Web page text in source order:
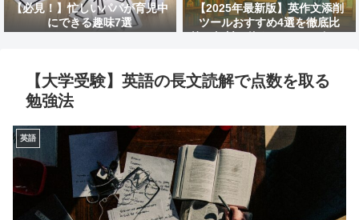
【必見！】忙しいパパが育児中
にできる趣味7選
【2025年最新版】英作文添削
ツールおすすめ4選を徹底比
較！無料で使えるAIサービスは
【大学受験】英語の長文読解で点数を取る
勉強法
英語